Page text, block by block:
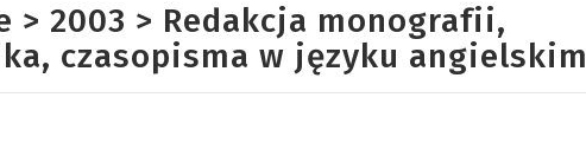
> 2003 > Redakcja monografii,
czasopisma w języku angielskim